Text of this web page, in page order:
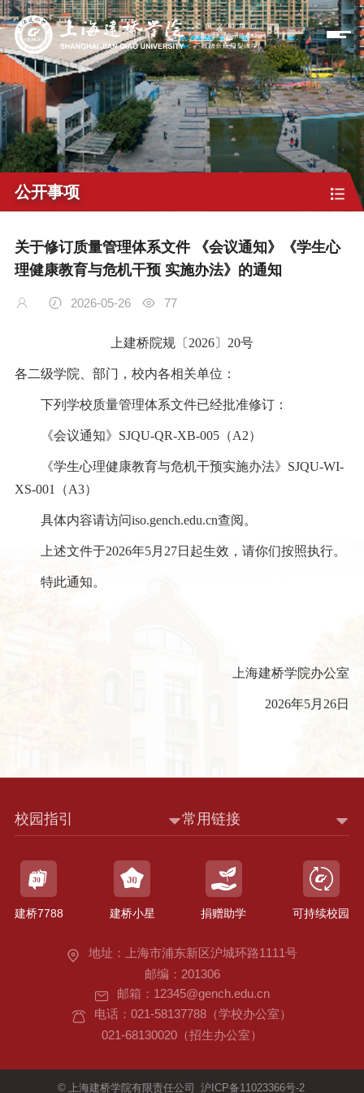
公开事项
关于修订质量管理体系文件 《会议通知》《学生心
理健康教育与危机干预 实施办法》的通知
2026-05-26 77
上建桥院规〔2026〕20号
各二级学院、部门，校内各相关单位：
下列学校质量管理体系文件已经批准修订：
《会议通知》SJQU-QR-XB-005（A2）
《学生心理健康教育与危机干预实施办法》SJQU-WI-
XS-001（A3）
具体内容请访问iso.gench.edu.cn查阅。
上述文件于2026年5月27日起生效，请你们按照执行。
特此通知。
上海建桥学院办公室
2026年5月26日
地址：上海市浦东新区沪城环路1111号
邮编：201306
邮箱：12345@gench.edu.cn
电话：021-58137788（学校办公室）
021-68130020（招生办公室）
校园指引 常用链接
建桥7788 建桥小星 捐赠助学 可持续校园
© 上海建桥学院有限责任公司 沪ICP备11023366号-2